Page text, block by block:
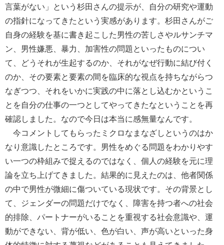
言葉がない」という杉田さんの提示が、自分の研究や運動
の指針になってきたという実感があります。杉田さんがご
自身の経験を基に書き起こした男性の苦しさやルサンチマ
ン、男性嫌悪、暴力、加害性の問題といったものについ
て、どうそれが生起するのか、それがなぜ行動に結び付く
のか、その要素と要素の間を臨床的な視点を持ちながらつ
なぎつつ、それをいかに実践の中に落とし込むかというこ
とを自分の仕事の一つとしてやってきたなということを再
確認しました。なので今日は本当に感無量なんです。
今コメントしてもらったミクロなまなざしというのはか
なり意識したところです。男性をめぐる問題をわかりやす
い一つの枠組みで捉えるのではなく、個人の経験を元に理
論を立ち上げてきました。結果的に見えたのは、他者関係
の中で男性が微細に傷ついている現状です。その背景とし
て、ジェンダーの問題だけでなく、障害を持つ者への社会
的排除、パートナーがいることを重視する社会意識や、運
動ができない、背が低い、色が白い、声が高いといった身